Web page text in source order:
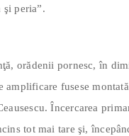
şi peria”.
orădenii pornesc, în
fusese
Încercarea
tot mai tare şi,